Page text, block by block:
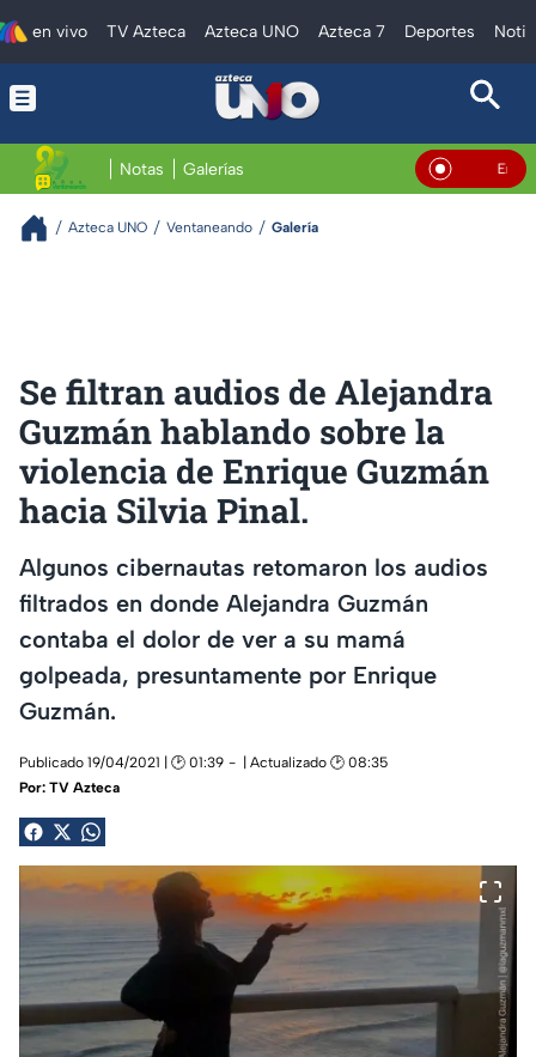
en vivo TV Azteca Azteca UNO Azteca 7 Deportes
Notas Galerías En Vivo
Azteca UNO Ventaneando Galería
Se filtran audios de Alejandra
Guzmán hablando sobre la
violencia de Enrique Guzmán
hacia Silvia Pinal.
Algunos cibernautas retomaron los audios
filtrados en donde Alejandra Guzmán
contaba el dolor de ver a su mamá
golpeada, presuntamente por Enrique
Guzmán.
Publicado 19/04/2021 | 🕑 01:39
| Actualizado 🕑 08:35
Por: TV Azteca